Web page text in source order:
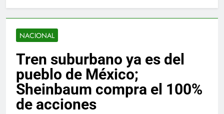
NACIONAL
Tren suburbano ya es del
pueblo de México;
Sheinbaum compra el 100%
de acciones